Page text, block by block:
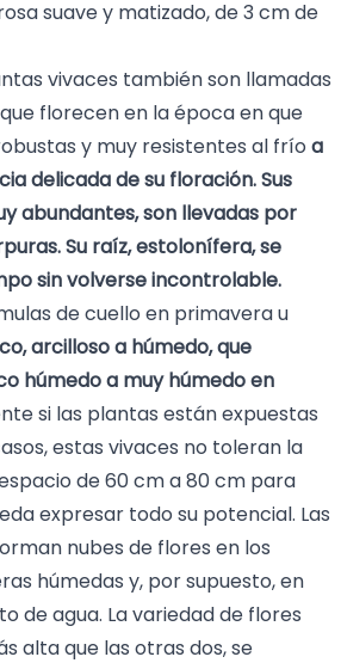
suave y matizado, de 3 cm de
vivaces también son llamadas
florecen en la época en que
y muy resistentes al frío a
delicada de su floración. Sus
abundantes, son llevadas por
Su raíz, estolonífera, se
sin volverse incontrolable.
de cuello en primavera u
arcilloso a húmedo, que
húmedo a muy húmedo en
si las plantas están expuestas
estas vivaces no toleran la
de 60 cm a 80 cm para
expresar todo su potencial. Las
nubes de flores en los
húmedas y, por supuesto, en
de agua. La variedad de flores
alta que las otras dos, se